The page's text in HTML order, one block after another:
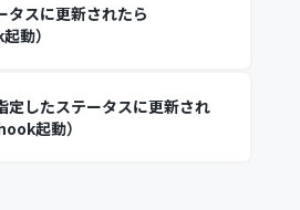
タスに更新されたら
動）
定したステータスに更新され
起動）